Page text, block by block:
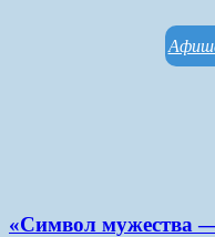
«Символ мужества